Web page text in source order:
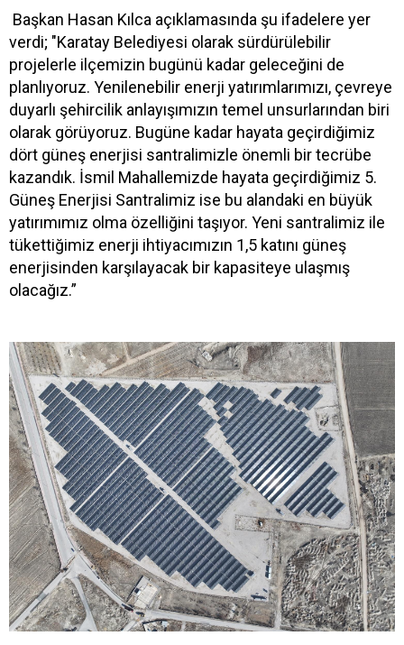
Başkan Hasan Kılca açıklamasında şu ifadelere yer
verdi; "Karatay Belediyesi olarak sürdürülebilir
projelerle ilçemizin bugünü kadar geleceğini de
planlıyoruz. Yenilenebilir enerji yatırımlarımızı, çevreye
duyarlı şehircilik anlayışımızın temel unsurlarından biri
olarak görüyoruz. Bugüne kadar hayata geçirdiğimiz
dört güneş enerjisi santralimizle önemli bir tecrübe
kazandık. İsmil Mahallemizde hayata geçirdiğimiz 5.
Güneş Enerjisi Santralimiz ise bu alandaki en büyük
yatırımımız olma özelliğini taşıyor. Yeni santralimiz ile
tükettiğimiz enerji ihtiyacımızın 1,5 katını güneş
enerjisinden karşılayacak bir kapasiteye ulaşmış
olacağız.”